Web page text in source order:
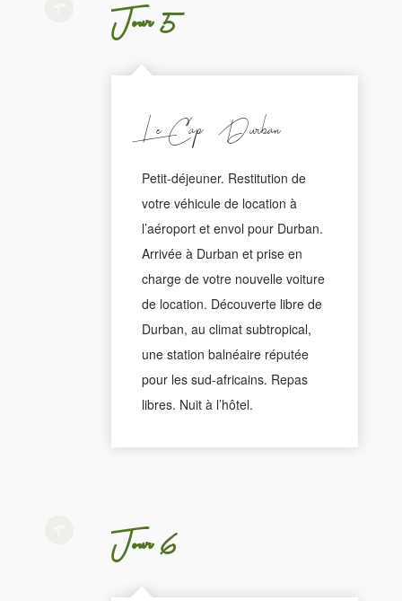
Jour 5
Le Cap - Durban
Petit-déjeuner. Restitution de
votre véhicule de location à
l’aéroport et envol pour Durban.
Arrivée à Durban et prise en
charge de votre nouvelle voiture
de location. Découverte libre de
Durban, au climat subtropical,
une station balnéaire réputée
pour les sud-africains. Repas
libres. Nuit à l’hôtel.
Jour 6